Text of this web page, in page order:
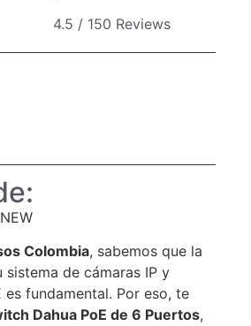
4.5 / 150 Reviews
Colombia, sabemos que la
de cámaras IP y
fundamental. Por eso, te
Dahua PoE de 6 Puertos,